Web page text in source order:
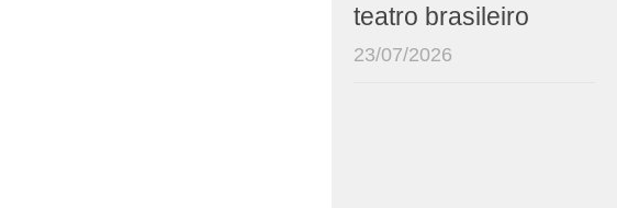
teatro brasileiro
23/07/2026